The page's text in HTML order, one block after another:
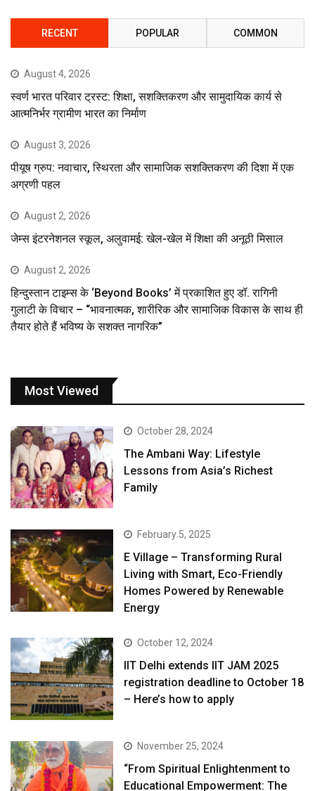
RECENT POPULAR COMMON
August 4, 2026
स्वर्ण भारत परिवार ट्रस्ट: शिक्षा, सशक्तिकरण और सामुदायिक कार्य से
आत्मनिर्भर ग्रामीण भारत का निर्माण
August 3, 2026
पीयूष ग्रुप: नवाचार, स्थिरता और सामाजिक सशक्तिकरण की दिशा में एक
अग्रणी पहल
August 2, 2026
जेम्स इंटरनेशनल स्कूल, अलुवामई: खेल-खेल में शिक्षा की अनूठी मिसाल
August 2, 2026
हिन्दुस्तान टाइम्स के ‘Beyond Books’ में प्रकाशित हुए डॉ. रागिनी
गुलाटी के विचार – “भावनात्मक, शारीरिक और सामाजिक विकास के साथ ही
तैयार होते हैं भविष्य के सशक्त नागरिक”
Most Viewed
October 28, 2024
The Ambani Way: Lifestyle
Lessons from Asia’s Richest
Family
February 5, 2025
E Village – Transforming Rural
Living with Smart, Eco-Friendly
Homes Powered by Renewable
Energy
October 12, 2024
IIT Delhi extends IIT JAM 2025
registration deadline to October 18
– Here’s how to apply
November 25, 2024
“From Spiritual Enlightenment to
Educational Empowerment: The